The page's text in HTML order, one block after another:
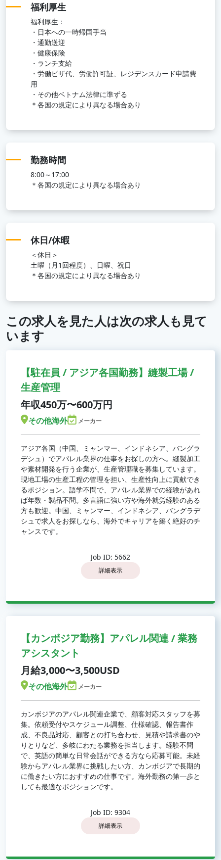
福利厚生
福利厚生：
・日本への一時帰国手当
・通勤送迎
・健康保険
・ランチ支給
・労働ビザ代、労働許可証、レジデンスカード申請費
用
・その他ベトナム法律に準ずる
＊各国の規定により異なる場合あり
勤務時間
8:00～17:00
＊各国の規定により異なる場合あり
休日/休暇
＜休日＞
土曜（月1回程度）、日曜、祝日
＊各国の規定により異なる場合あり
この求人を見た人は次の求人も見て
います
【駐在員 / アジア各国勤務】縫製工場 /
生産管理
年収450万〜600万円
その他海外 メーカー
アジア各国（中国、ミャンマー、インドネシア、バングラ
デシュ）でアパレル業界の仕事をお探しの方へ。縫製加工
や素材開発を行う企業が、生産管理職を募集しています。
現地工場の生産工程の管理を担い、生産性向上に貢献でき
るポジション。語学不問で、アパレル業界での経験があれ
ば年数・製品不問。多言語に強い方や海外就労経験のある
方も歓迎。中国、ミャンマー、インドネシア、バングラデ
シュで求人をお探しなら、海外でキャリアを築く絶好のチ
ャンスです。
Job ID: 5662
詳細表示
【カンボジア勤務】アパレル関連 / 業務
アシスタント
月給3,000〜3,500USD
その他海外 メーカー
カンボジアのアパレル関連企業で、顧客対応スタッフを募
集。依頼受付やスケジュール調整、仕様確認、報告書作
成、不良品対応、顧客との打ち合わせ、見積や請求書のや
りとりなど、多岐にわたる業務を担当します。経験不問
で、英語の簡単な日常会話ができる方なら応募可能。未経
験からアパレル業界に挑戦したい方、カンボジアで長期的
に働きたい方におすすめの仕事です。海外勤務の第一歩と
しても最適なポジションです。
Job ID: 9304
詳細表示